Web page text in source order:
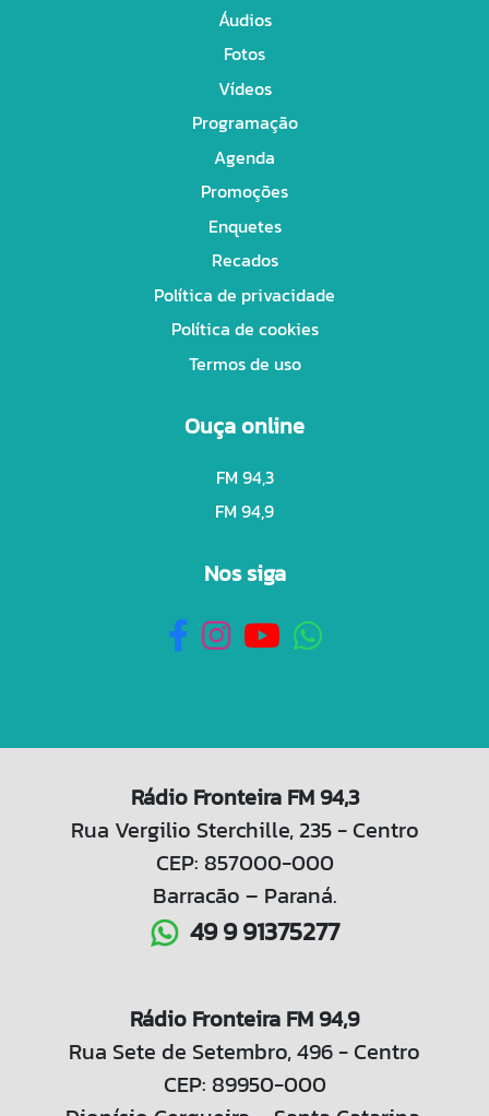
Áudios
Fotos
Vídeos
Programação
Agenda
Promoções
Enquetes
Recados
Política de privacidade
Política de cookies
Termos de uso
Ouça online
FM 94,3
FM 94,9
Nos siga
Rádio Fronteira FM 94,3
Rua Vergilio Sterchille, 235 - Centro
CEP: 857000-000
Barracão – Paraná.
49 9 91375277
Rádio Fronteira FM 94,9
Rua Sete de Setembro, 496 - Centro
CEP: 89950-000